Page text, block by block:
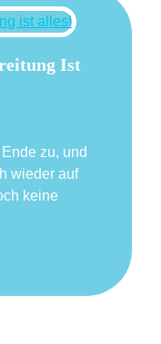
Ist
zu, und
wieder auf
keine